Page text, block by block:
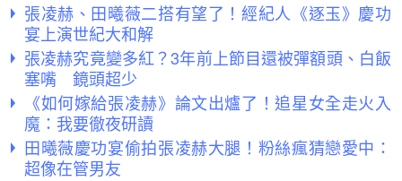
張凌赫、田曦薇二搭有望了！經紀人《逐玉》慶功
宴上演世紀大和解
張凌赫究竟變多紅？3年前上節目還被彈額頭、白飯
塞嘴 鏡頭超少
《如何嫁給張凌赫》論文出爐了！追星女全走火入
魔：我要徹夜研讀
田曦薇慶功宴偷拍張凌赫大腿！粉絲瘋猜戀愛中：
超像在管男友